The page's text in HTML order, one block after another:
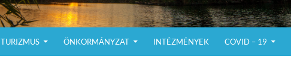
TURIZMUS ÖNKORMÁNYZAT INTÉZMÉNYEK COVID – 19